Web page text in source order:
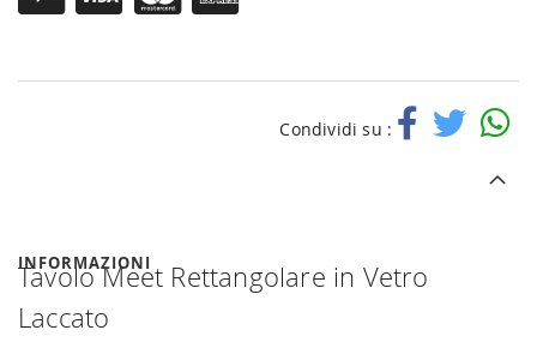
Condividi su :
INFORMAZIONI
Tavolo Meet Rettangolare in Vetro
Laccato